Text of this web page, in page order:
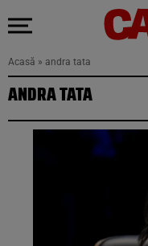
Acasă » andra tata
ANDRA TATA